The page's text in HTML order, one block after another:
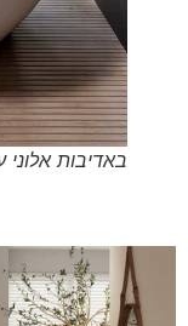
באדיבות אלוני